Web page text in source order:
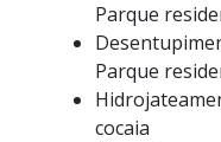
Parque
Parque
cocaia